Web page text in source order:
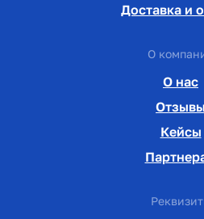
Доставка и
О
О нас
Отзывы
Кейсы